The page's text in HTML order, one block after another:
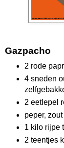
Gazpacho
2 rode
4 sneden
2 eetlepel
peper, zout
1 kilo rijpe
2 teentjes